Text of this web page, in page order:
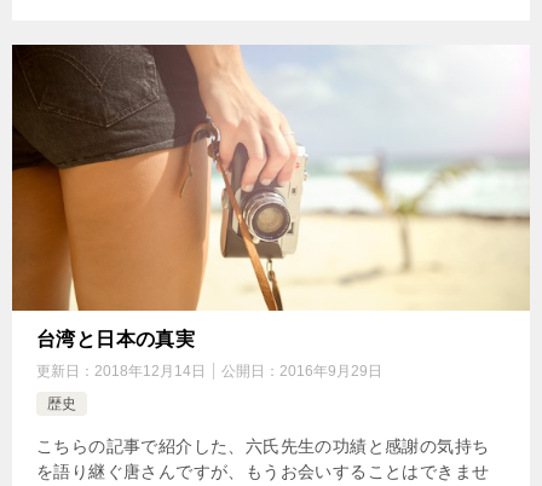
台湾と日本の真実
更新日： 2018年12月14日 公開日： 2016年9月29日
歴史
こちらの記事で紹介した、六氏先生の功績と感謝の気持ち
を語り継ぐ唐さんですが、もうお会いすることはできませ